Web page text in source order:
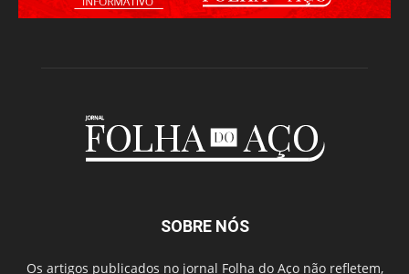
SOBRE NÓS
Os artigos publicados no jornal Folha do Aço não refletem,